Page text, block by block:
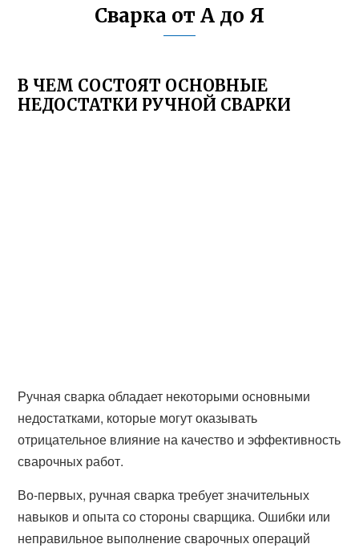
Сварка от А до Я
В ЧЕМ СОСТОЯТ ОСНОВНЫЕ
НЕДОСТАТКИ РУЧНОЙ СВАРКИ
Ручная сварка обладает некоторыми основными
недостатками, которые могут оказывать
отрицательное влияние на качество и эффективность
сварочных работ.
Во-первых, ручная сварка требует значительных
навыков и опыта со стороны сварщика. Ошибки или
неправильное выполнение сварочных операций